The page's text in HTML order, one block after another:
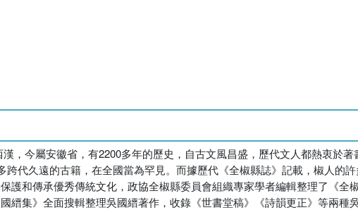
，今屬安徽省，有2200多年的歷史，自古文風昌盛，歷代文人都熱衷於
代久遠的古籍，在全國當為罕見。而據歷代《全椒縣誌》記載，椒人的
和傳承優秀傳統文化，政協全椒縣委員會組織專家學者編輯整理了《全
縉集》全面搜輯整理吳國縉著作，收錄《世書堂稿》《詩韻更正》等兩種